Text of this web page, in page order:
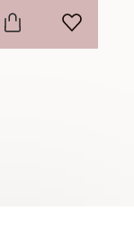
ADD TO